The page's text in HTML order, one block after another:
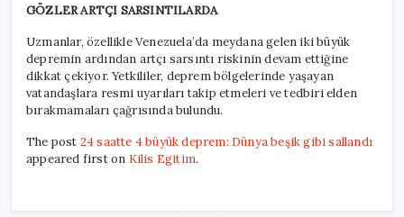
GÖZLER ARTÇI SARSINTILARDA
Uzmanlar, özellikle Venezuela’da meydana gelen iki büyük
depremin ardından artçı sarsıntı riskinin devam ettiğine
dikkat çekiyor. Yetkililer, deprem bölgelerinde yaşayan
vatandaşlara resmi uyarıları takip etmeleri ve tedbiri elden
bırakmamaları çağrısında bulundu.
The post 24 saatte 4 büyük deprem: Dünya beşik gibi sallandı
appeared first on Kilis Egitim.